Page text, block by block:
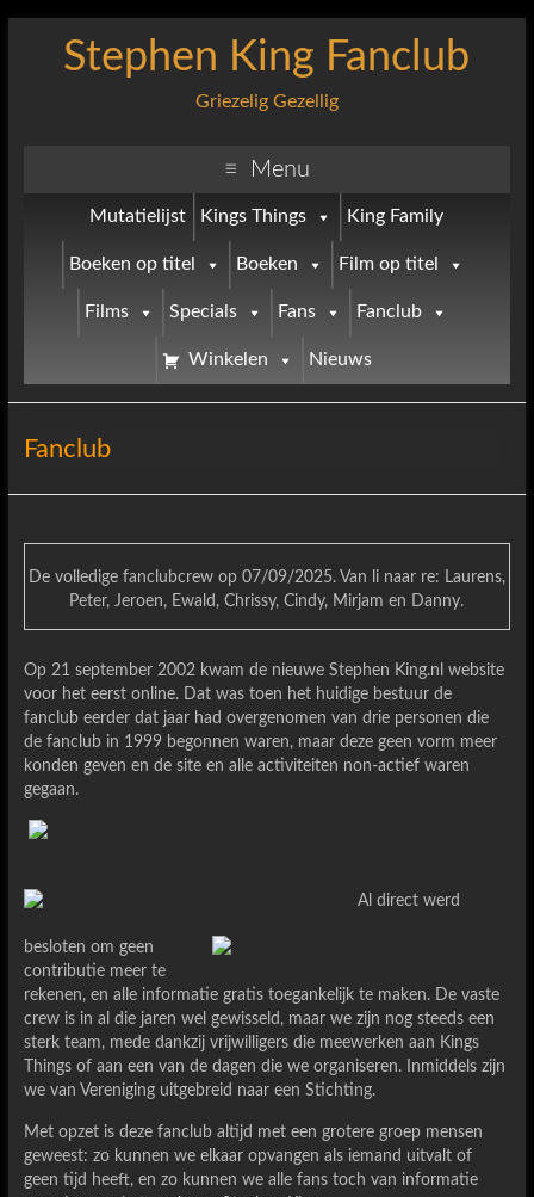
Stephen King Fanclub
Griezelig Gezellig
Menu
Mutatielijst Kings Things King Family
Boeken op titel Boeken Film op titel
Films Specials Fans Fanclub
Winkelen Nieuws
Fanclub
De volledige fanclubcrew op 07/09/2025. Van li naar re: Laurens,
Peter, Jeroen, Ewald, Chrissy, Cindy, Mirjam en Danny.
Op 21 september 2002 kwam de nieuwe Stephen King.nl website
voor het eerst online. Dat was toen het huidige bestuur de
fanclub eerder dat jaar had overgenomen van drie personen die
de fanclub in 1999 begonnen waren, maar deze geen vorm meer
konden geven en de site en alle activiteiten non-actief waren
gegaan.
Al direct werd
besloten om geen
contributie meer te
rekenen, en alle informatie gratis toegankelijk te maken. De vaste
crew is in al die jaren wel gewisseld, maar we zijn nog steeds een
sterk team, mede dankzij vrijwilligers die meewerken aan Kings
Things of aan een van de dagen die we organiseren. Inmiddels zijn
we van Vereniging uitgebreid naar een Stichting.
Met opzet is deze fanclub altijd met een grotere groep mensen
geweest: zo kunnen we elkaar opvangen als iemand uitvalt of
geen tijd heeft, en zo kunnen we alle fans toch van informatie